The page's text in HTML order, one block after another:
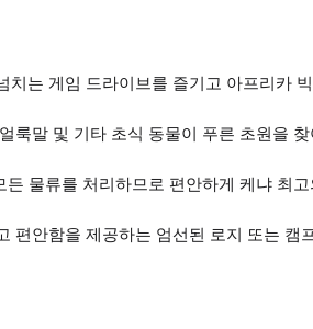
는 게임 드라이브를 즐기고 아프리카
룩말 및 기타 초식 동물이 푸른 초원을
물류를 처리하므로 편안하게 케냐 최고
편안함을 제공하는 엄선된 로지 또는 캠